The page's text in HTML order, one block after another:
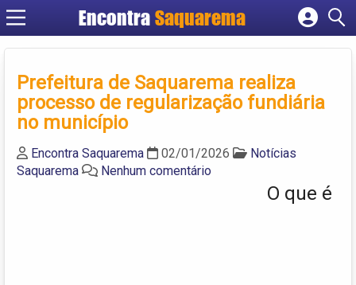
Encontra Saquarema
Cadastrar empresa
Criar conta
Prefeitura de Saquarema realiza
processo de regularização fundiária
no município
Encontra Saquarema 02/01/2026
Notícias
Saquarema
Nenhum comentário
O que é